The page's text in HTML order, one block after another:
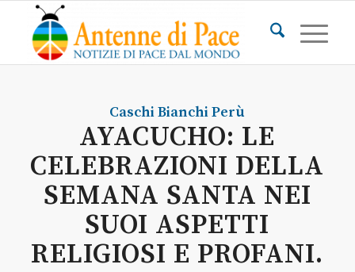
Caschi BianchiPerù
AYACUCHO: LE
CELEBRAZIONI DELLA
SEMANA SANTA NEI
SUOI ASPETTI
RELIGIOSI E PROFANI.